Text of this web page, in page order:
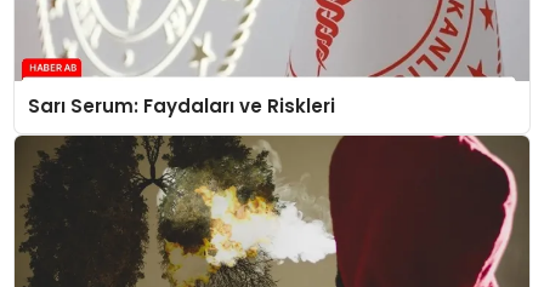
Sarı Serum: Faydaları ve Riskleri